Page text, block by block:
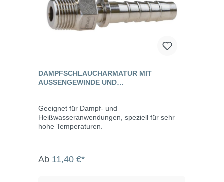
DAMPFSCHLAUCHARMATUR MIT
AUSSENGEWINDE UND S
Geeignet für Dampf- und
Heißwasseranwendungen, speziell für sehr
hohe Temperaturen.
Ab 11,40 €*